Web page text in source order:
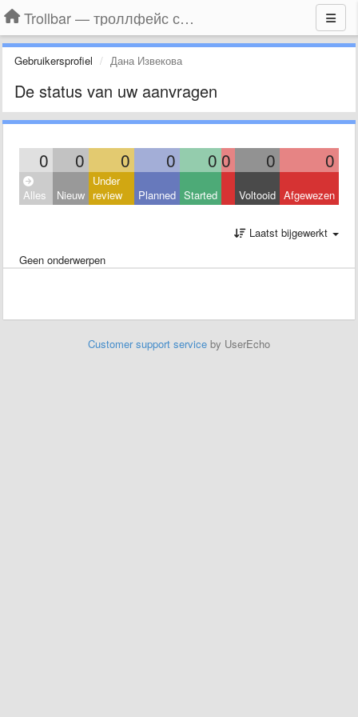
Trollbar — троллфейс смайлы для Контакта, Фейсбука, Одноклассников
Gebruikersprofiel Дана Извекова
De status van uw aanvragen
0 0 0 0 0 0 0 0
Alles Nieuw
Under
review
Planned Started Voltooid Afgewezen
Laatst bijgewerkt
Geen onderwerpen
Customer support service by UserEcho